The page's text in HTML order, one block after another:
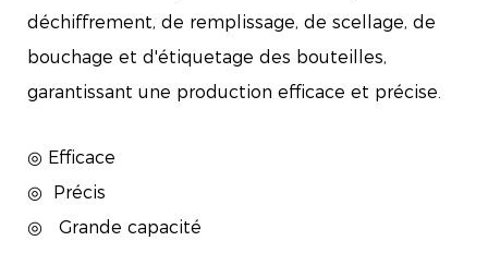
déchiffrement, de remplissage, de scellage, de
bouchage et d'étiquetage des bouteilles,
garantissant une production efficace et précise.
◎ Efficace
◎
Précis
◎
Grande capacité